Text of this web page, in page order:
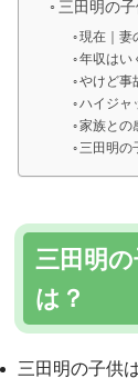
三田明の
現在｜妻
年収はい
やけど事
ハイジャ
家族との
三田明の
三田明
は？
三田明の子供